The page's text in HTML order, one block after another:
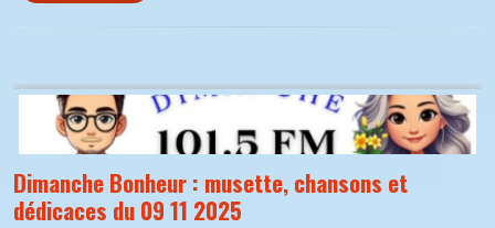
Dimanche Bonheur : musette, chansons et
dédicaces du 09 11 2025